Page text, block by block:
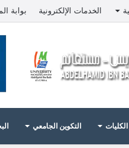
الخدمات الإلكترونية بوابة
الكليات التكوين الجامعي